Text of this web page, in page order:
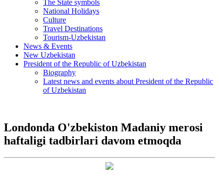
The State symbols
National Holidays
Culture
Travel Destinations
Tourism-Uzbekistan
News & Events
New Uzbekistan
President of the Republic of Uzbekistan
Biography
Latest news and events about President of the Republic
of Uzbekistan
Londonda O'zbekiston Madaniy merosi
haftaligi tadbirlari davom etmoqda